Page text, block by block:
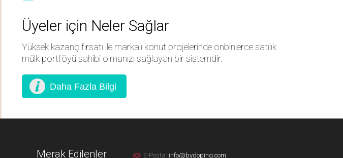
Üyeler için Neler Sağlar
Yüksek kazanç fırsatı ile markalı konut projelerinde onbinlerce satılık
mülk portföyü sahibi olmanızı sağlayan bir sistemdir.
Daha Fazla Bilgi
Merak Edilenler E-Posta: info@bydoping.com